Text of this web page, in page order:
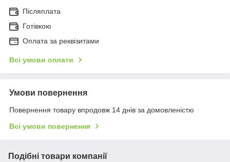
Післяплата
Готівкою
Оплата за реквізитами
Всі умови оплати
Умови повернення
Повернення товару впродовж 14 днів за домовленістю
Всі умови повернення
Подібні товари компанії